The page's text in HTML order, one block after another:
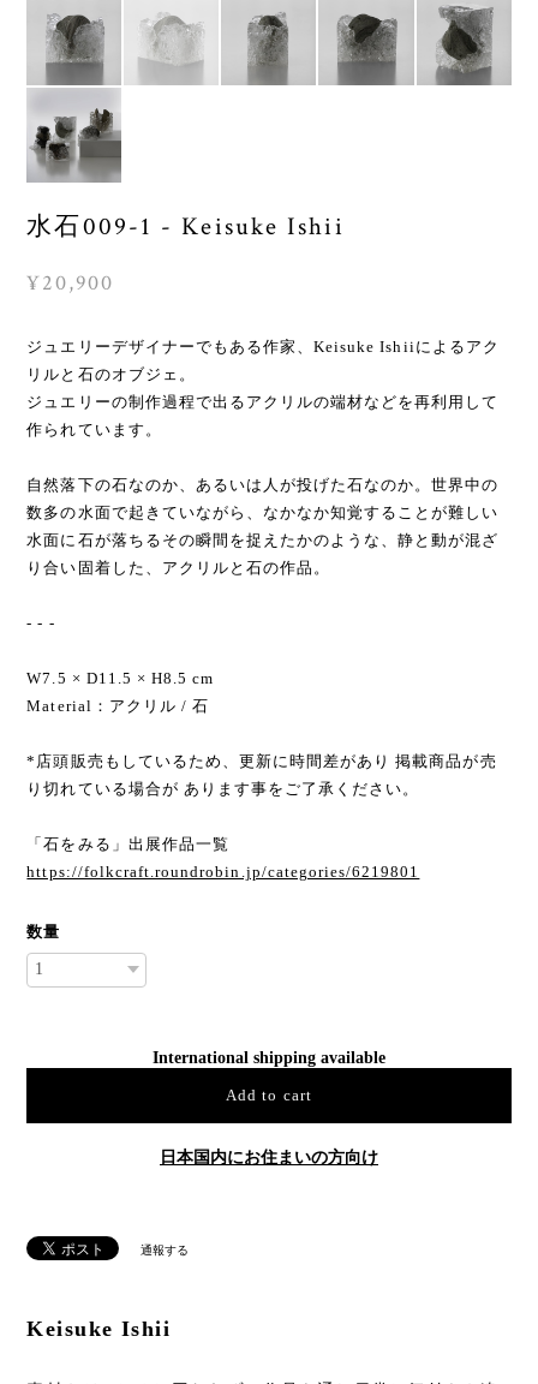
水石009-1 - Keisuke Ishii
¥20,900
ジュエリーデザイナーでもある作家、Keisuke Ishiiによるアク
リルと石のオブジェ。
ジュエリーの制作過程で出るアクリルの端材などを再利用して
作られています。
自然落下の石なのか、あるいは人が投げた石なのか。世界中の
数多の水面で起きていながら、なかなか知覚することが難しい
水面に石が落ちるその瞬間を捉えたかのような、静と動が混ざ
り合い固着した、アクリルと石の作品。
- - -
W7.5 × D11.5 × H8.5 cm
Material：アクリル / 石
*店頭販売もしているため、更新に時間差があり 掲載商品が売
り切れている場合が あります事をご了承ください。
「石をみる」出展作品一覧
https://folkcraft.roundrobin.jp/categories/6219801
数量
International shipping available
Add to cart
日本国内にお住まいの方向け
通報する
Keisuke Ishii